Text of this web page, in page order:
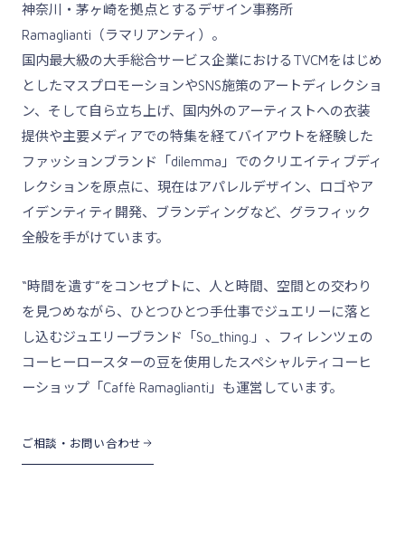
神奈川・茅ヶ崎を拠点とするデザイン事務所
Ramaglianti（ラマリアンティ）。
国内最大級の大手総合サービス企業におけるTVCMをはじめ
としたマスプロモーションやSNS施策のアートディレクショ
ン、そして自ら立ち上げ、国内外のアーティストへの衣装
提供や主要メディアでの特集を経てバイアウトを経験した
ファッションブランド「dilemma」でのクリエイティブディ
レクションを原点に、現在はアパレルデザイン、ロゴやア
イデンティティ開発、ブランディングなど、グラフィック
全般を手がけています。
“時間を遺す”をコンセプトに、人と時間、空間との交わり
を見つめながら、ひとつひとつ手仕事でジュエリーに落と
し込むジュエリーブランド「So_thing.」、フィレンツェの
コーヒーロースターの豆を使用したスペシャルティコーヒ
ーショップ「Caffè Ramaglianti」も運営しています。
ご相談・お問い合わせ